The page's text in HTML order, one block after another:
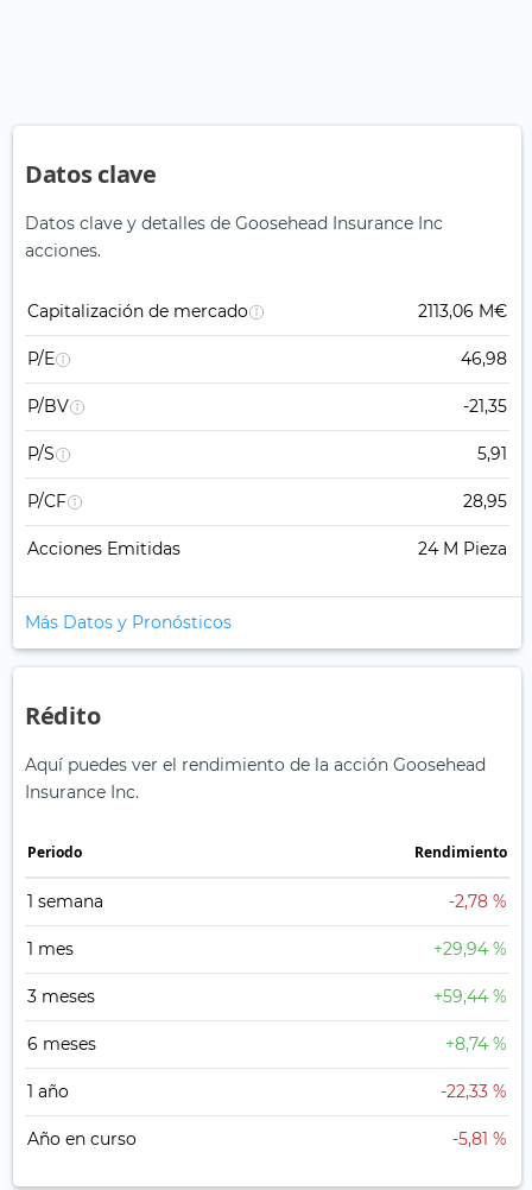
Datos clave
Datos clave y detalles de Goosehead Insurance Inc
acciones.
Capitalización de mercado 2113,06 M€
P/E 46,98
P/BV -21,35
P/S 5,91
P/CF 28,95
Acciones Emitidas 24 M Pieza
Más Datos y Pronósticos
Rédito
Aquí puedes ver el rendimiento de la acción Goosehead
Insurance Inc.
Periodo Rendimiento
1 semana -2,78 %
1 mes +29,94 %
3 meses +59,44 %
6 meses +8,74 %
1 año -22,33 %
Año en curso -5,81 %